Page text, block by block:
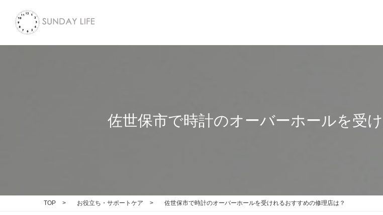
佐世保市で時計のオーバーホールを受
TOP > お役立ち・サポートケア > 佐世保市で時計のオーバーホールを受けれるおすすめの修理店は？